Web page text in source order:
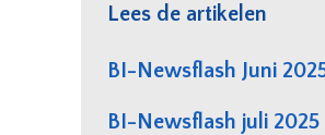
Lees de artikelen
BI-Newsflash Juni
BI-Newsflash juli 2025